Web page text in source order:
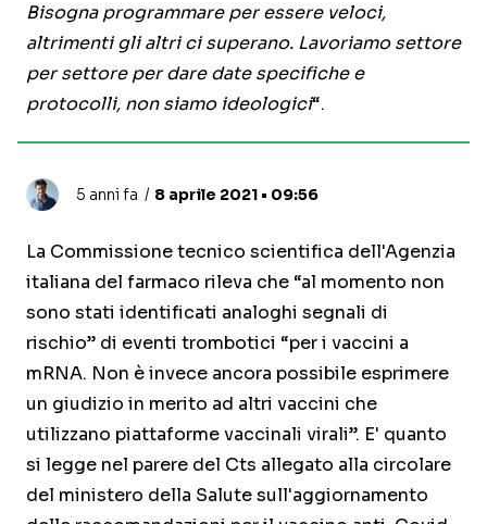
Bisogna programmare per essere veloci,
altrimenti gli altri ci superano. Lavoriamo settore
per settore per dare date specifiche e
protocolli, non siamo ideologici“.
5 anni fa 8 aprile 2021 • 09:56
La Commissione tecnico scientifica dell'Agenzia
italiana del farmaco rileva che “al momento non
sono stati identificati analoghi segnali di
rischio” di eventi trombotici “per i vaccini a
mRNA. Non è invece ancora possibile esprimere
un giudizio in merito ad altri vaccini che
utilizzano piattaforme vaccinali virali”. E' quanto
si legge nel parere del Cts allegato alla circolare
del ministero della Salute sull'aggiornamento